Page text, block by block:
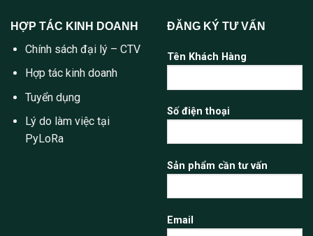
HỢP TÁC KINH DOANH
Chính sách đại lý – CTV
Hợp tác kinh doanh
Tuyển dụng
Lý do làm việc tại
PyLoRa
ĐĂNG KÝ TƯ VẤN
Tên Khách Hàng
Số điện thoại
Sản phẩm cần tư vấn
Email